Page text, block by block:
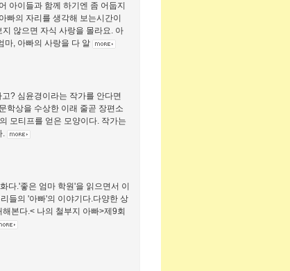
아이들과 함께 하기엔 좀 어둡지
빠의 자리를 생각해 보는시간이
않으면 자식 사랑을 몰라요. 아
마, 아빠의 사랑을 다 알
? 심윤경이라는 작가를 안다면
학상을 수상한 이래 줄곧 장편소
모티프를 얻은 모양이다. 작가는
.
다.'좋은 엄마 학원'을 읽으면서 이
들의 '아빠'의 이야기다.다양한 상
본다.< 나의 철부지 아빠>제9회